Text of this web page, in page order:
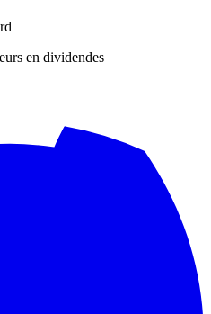
en dividendes